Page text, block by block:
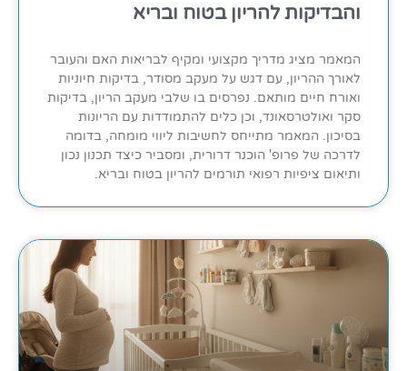
והבדיקות להריון בטוח ובריא
המאמר מציג מדריך מקצועי ומקיף לבריאות האם והעובר
לאורך ההריון, עם דגש על מעקב מסודר, בדיקות חיוניות
ואורח חיים מותאם. נפרסים בו שלבי מעקב הריון, בדיקות
סקר ואולטרסאונד, וכן כלים להתמודדות עם הריונות
בסיכון. המאמר מתייחס לחשיבות ליווי מומחה, בדומה
לדרכה של פרופ' הוכנר דרורית, ומסביר כיצד תכנון נכון
ותיאום ציפיות רפואי תורמים להריון בטוח ובריא.